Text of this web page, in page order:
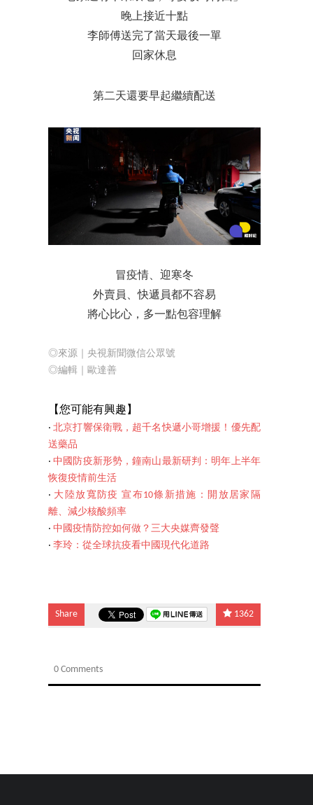
晚上接近十點
李師傅送完了當天最後一單
回家休息
第二天還要早起繼續配送
冒疫情、迎寒冬
外賣員、快遞員都不容易
將心比心，多一點包容理解
◎來源｜央視新聞微信公眾號
◎編輯｜歐達善
【您可能有興趣】
‧北京打響保衛戰，超千名快遞小哥增援！優先配
送藥品
‧中國防疫新形勢，鐘南山最新研判：明年上半年
恢復疫情前生活
‧ 大陸放寬防疫 宣布10條新措施：開放居家隔
離、減少核酸頻率
‧ 中國疫情防控如何做？三大央媒齊發聲
‧ 李玲：從全球抗疫看中國現代化道路
Share 1362
0 Comments